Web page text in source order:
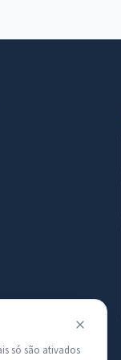
só são ativados